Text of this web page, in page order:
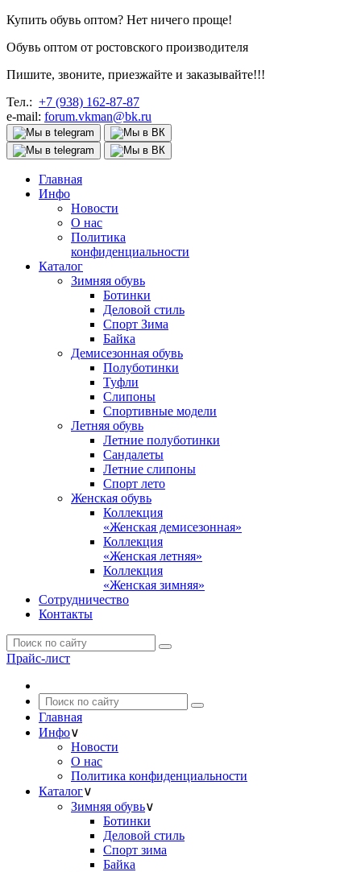
Купить обувь оптом? Нет ничего проще!
Обувь оптом от ростовского производителя
Пишите, звоните, приезжайте и заказывайте!!!
Тел.: +7 (938) 162-87-87
e-mail: forum.vkman@bk.ru
Главная
Инфо
Новости
О нас
Политика
конфиденциальности
Каталог
Зимняя обувь
Ботинки
Деловой стиль
Спорт Зима
Байка
Демисезонная обувь
Полуботинки
Туфли
Слипоны
Спортивные модели
Летняя обувь
Летние полуботинки
Сандалеты
Летние слипоны
Спорт лето
Женская обувь
Коллекция
«Женская демисезонная»
Коллекция
«Женская летняя»
Коллекция
«Женская зимняя»
Сотрудничество
Контакты
Прайс-лист
Главная
Инфо∨
Новости
О нас
Политика конфиденциальности
Каталог∨
Зимняя обувь∨
Ботинки
Деловой стиль
Спорт зима
Байка